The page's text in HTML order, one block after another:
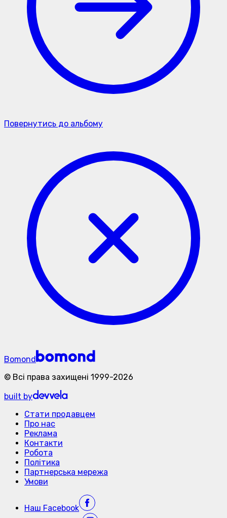
Повернутись до альбому
Bomond
© Всі права захищені 1999-2026
built by
Стати продавцем
Про нас
Реклама
Контакти
Робота
Політика
Партнерська мережа
Умови
Наш Facebook